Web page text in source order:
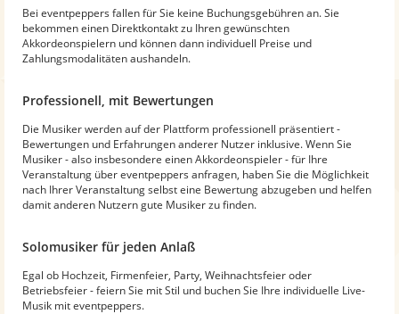
Bei eventpeppers fallen für Sie keine Buchungsgebühren an. Sie
bekommen einen Direktkontakt zu Ihren gewünschten
Akkordeonspielern und können dann individuell Preise und
Zahlungsmodalitäten aushandeln.
Professionell, mit Bewertungen
Die Musiker werden auf der Plattform professionell präsentiert -
Bewertungen und Erfahrungen anderer Nutzer inklusive. Wenn Sie
Musiker - also insbesondere einen Akkordeonspieler - für Ihre
Veranstaltung über eventpeppers anfragen, haben Sie die Möglichkeit
nach Ihrer Veranstaltung selbst eine Bewertung abzugeben und helfen
damit anderen Nutzern gute Musiker zu finden.
Solomusiker für jeden Anlaß
Egal ob Hochzeit, Firmenfeier, Party, Weihnachtsfeier oder
Betriebsfeier - feiern Sie mit Stil und buchen Sie Ihre individuelle Live-
Musik mit eventpeppers.